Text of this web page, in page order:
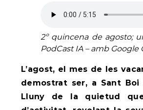
2º quincena de agosto;
PodCast IA – amb Google
L’agost, el mes de les
demostrat ser, a Sant
Lluny de la quietud